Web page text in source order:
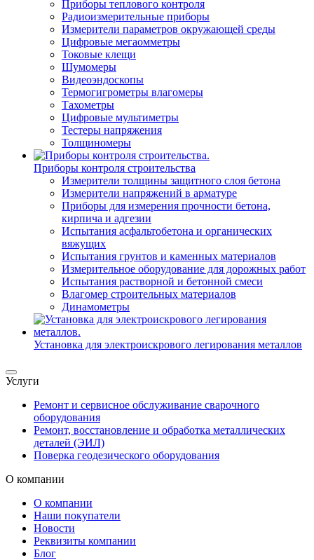
Приборы теплового контроля
Радиоизмерительные приборы
Измерители параметров окружающей среды
Цифровые мегаомметры
Токовые клещи
Шумомеры
Видеоэндоскопы
Термогигрометры влагомеры
Тахометры
Цифровые мультиметры
Тестеры напряжения
Толщиномеры
Приборы контроля строительства
Измерители толщины защитного слоя бетона
Измерители напряжений в арматуре
Приборы для измерения прочности бетона,
кирпича и адгезии
Испытания асфальтобетона и органических
вяжущих
Испытания грунтов и каменных материалов
Измерительное оборудование для дорожных работ
Испытания растворной и бетонной смеси
Влагомер строительных материалов
Динамометры
Установка для электроискрового легирования металлов
Услуги
Ремонт и сервисное обслуживание сварочного
оборудования
Ремонт, восстановление и обработка металлических
деталей (ЭИЛ)
Поверка геодезического оборудования
О компании
О компании
Наши покупатели
Новости
Реквизиты компании
Блог